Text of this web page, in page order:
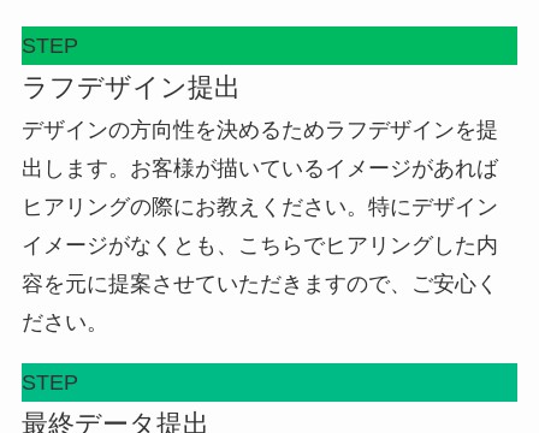
STEP
ラフデザイン提出
デザインの方向性を決めるためラフデザインを提
出します。お客様が描いているイメージがあれば
ヒアリングの際にお教えください。特にデザイン
イメージがなくとも、こちらでヒアリングした内
容を元に提案させていただきますので、ご安心く
ださい。
STEP
最終データ提出